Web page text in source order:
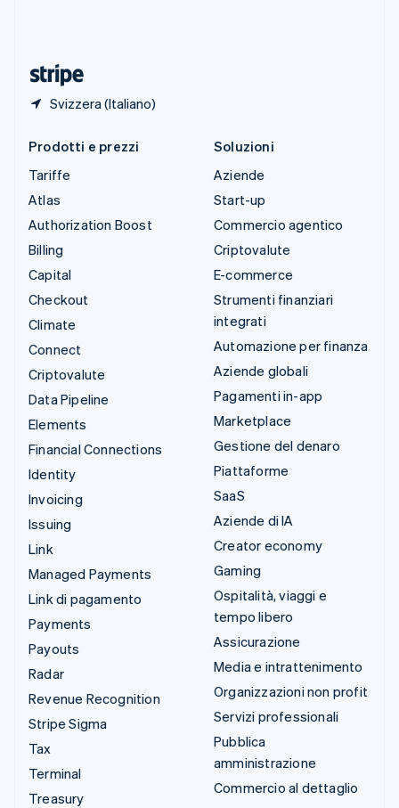
Svizzera (Italiano)
Prodotti e prezzi
Tariffe
Atlas
Authorization Boost
Billing
Capital
Checkout
Climate
Connect
Criptovalute
Data Pipeline
Elements
Financial Connections
Identity
Invoicing
Issuing
Link
Managed Payments
Link di pagamento
Payments
Payouts
Radar
Revenue Recognition
Stripe Sigma
Tax
Terminal
Treasury
Soluzioni
Aziende
Start-up
Commercio agentico
Criptovalute
E-commerce
Strumenti finanziari
integrati
Automazione per finanza
Aziende globali
Pagamenti in-app
Marketplace
Gestione del denaro
Piattaforme
SaaS
Aziende di IA
Creator economy
Gaming
Ospitalità, viaggi e
tempo libero
Assicurazione
Media e intrattenimento
Organizzazioni non profit
Servizi professionali
Pubblica
amministrazione
Commercio al dettaglio